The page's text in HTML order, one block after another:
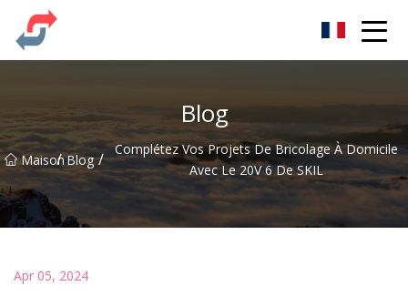
Blog
Maison
/ Blog /
Complétez Vos Projets De Bricolage À Domicile
Avec Le 20V 6 De SKIL
Apr 05, 2024